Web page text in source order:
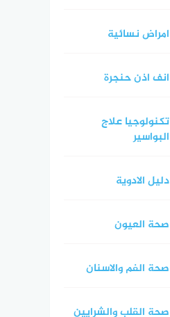
امراض نسائية
انف اذن حنجرة
تكنولوجيا علاج
البواسير
دليل الادوية
صحة العيون
صحة الفم والاسنان
صحة القلب والشرايين